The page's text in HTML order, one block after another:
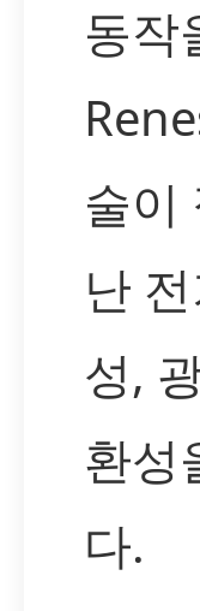
동작
술이
난
성,
환성
다.